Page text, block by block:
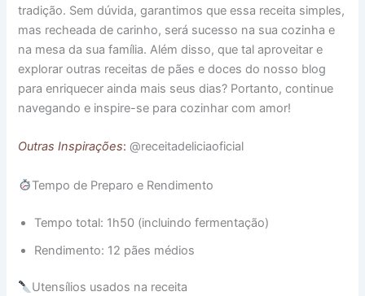
tradição. Sem dúvida, garantimos que essa receita simples,
mas recheada de carinho, será sucesso na sua cozinha e
na mesa da sua família. Além disso, que tal aproveitar e
explorar outras receitas de pães e doces do nosso blog
para enriquecer ainda mais seus dias? Portanto, continue
navegando e inspire-se para cozinhar com amor!
Outras Inspirações: @receitadeliciaoficial
Tempo de Preparo e Rendimento
Tempo total: 1h50 (incluindo fermentação)
Rendimento: 12 pães médios
Utensílios usados na receita